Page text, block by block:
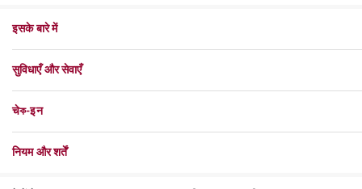
इसके बारे में
सुविधाएँ और सेवाएँ
चेক-इन
नियम और शर्तें